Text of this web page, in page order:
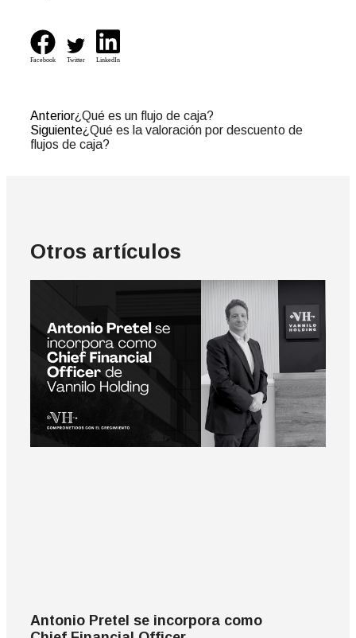
Facebook Twitter LinkedIn
Anterior¿Qué es un flujo de caja?
Siguiente¿Qué es la valoración por descuento de
flujos de caja?
Otros artículos
Antonio Pretel se incorpora como